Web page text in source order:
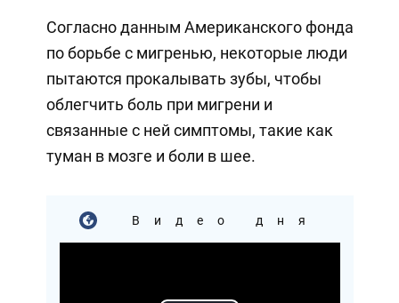
Согласно данным Американского фонда
по борьбе с мигренью, некоторые люди
пытаются прокалывать зубы, чтобы
облегчить боль при мигрени и
связанные с ней симптомы, такие как
туман в мозге и боли в шее.
Видео дня